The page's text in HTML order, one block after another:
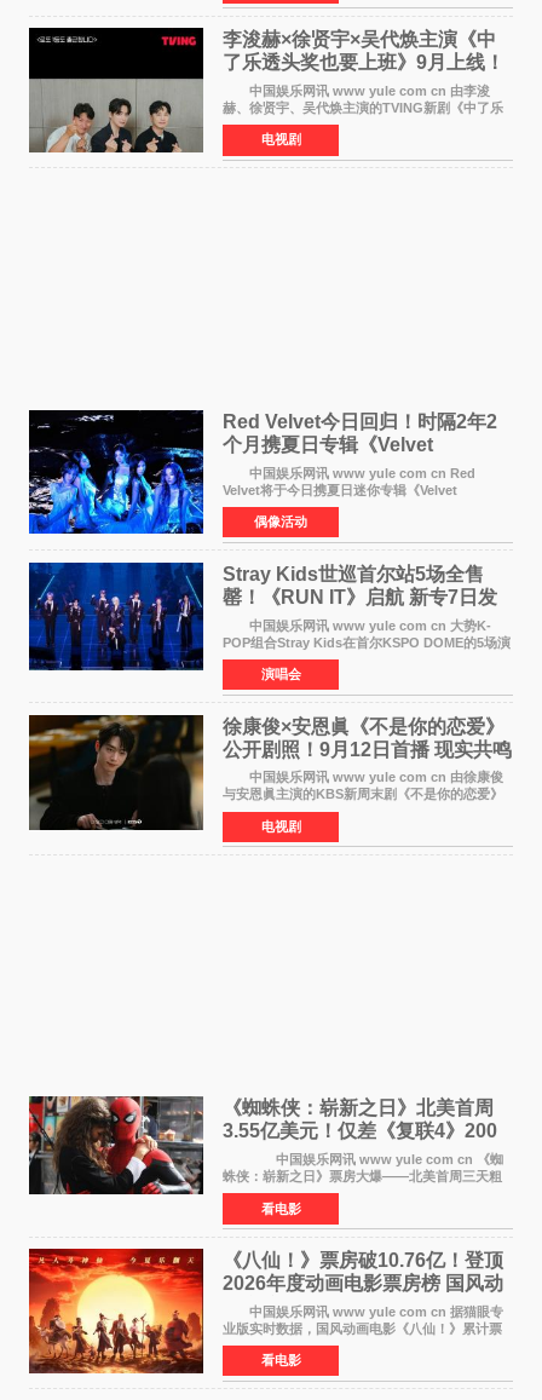
划》的拍摄工
李浚赫×徐贤宇×吴代焕主演《中
了乐透头奖也要上班》9月上线！
TVING先网后台
中国娱乐网讯 www yule com cn 由李浚
赫、徐贤宇、吴代焕主演的TVING新剧《中了乐
透头奖也要上班》定档9月10日播出，随后于9月
14日起登陆tvN月火档，实现先网后台双平台播出
模式。 本剧改
电视剧
Red Velvet今日回归！时隔2年2
个月携夏日专辑《Velvet
Summer》重启完整体活动
中国娱乐网讯 www yule com cn Red
Velvet将于今日携夏日迷你专辑《Velvet
Summer》时隔2年2个月重启完整体活动。这张
于8月3日发行的专辑，主打柔和成熟氛围的夏日
音乐，收录了成员们想着
偶像活动
Stray Kids世巡首尔站5场全售
罄！《RUN IT》启航 新专7日发
中国娱乐网讯 www yule com cn 大势K-
POP组合Stray Kids在首尔KSPO DOME的5场演
唱会全部售罄，为新世界巡演拉开序幕。据所属
社JYP娱乐透露，Stray Kids于上月25至26日、
29日及本月1至2日
演唱会
徐康俊×安恩眞《不是你的恋爱》
公开剧照！9月12日首播 现实共鸣
罗曼史来袭
中国娱乐网讯 www yule com cn 由徐康俊
与安恩眞主演的KBS新周末剧《不是你的恋爱》
于近日公开首波剧照，正式定档9月12日首
播。 剧照中，徐康俊与安恩眞并肩而坐，眼
神中流露出复杂而微
电视剧
《蜘蛛侠：崭新之日》北美首周
3.55亿美元！仅差《复联4》200
万 影史第二全球开画
中国娱乐网讯 www yule com cn 《蜘
蛛侠：崭新之日》票房大爆——北美首周三天粗
报3 55亿美元，仅比影史最高北美开画《复仇者
联盟4：终局之战》的3 571亿美元少200万出头，
精报调整后仍
看电影
《八仙！》票房破10.76亿！登顶
2026年度动画电影票房榜 国风动
画逆袭暑期档
中国娱乐网讯 www yule com cn 据猫眼专
业版实时数据，国风动画电影《八仙！》累计票
房突破10 76亿元，超过《熊出没·年年有熊》，
暂列2026年度动画影片票房榜冠军。该片自暑期
档登陆院线以
看电影